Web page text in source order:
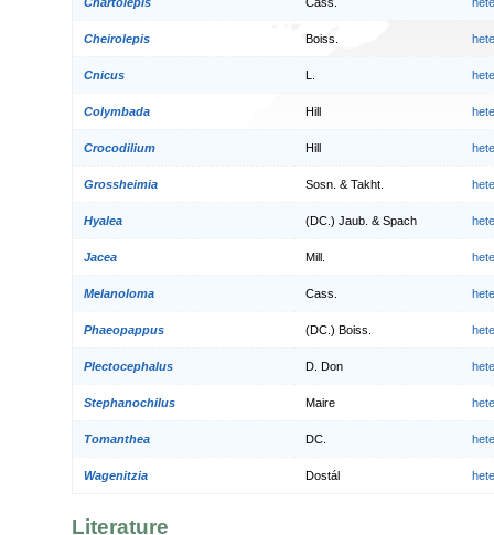
Cheirolepis Boiss.
Cnicus
Colymbada Hill
Crocodilium Hill
Grossheimia Sosn. & Takht.
Hyalea (DC.) Jaub. & Spach
Jacea Mill.
Melanoloma Cass.
Phaeopappus (DC.) Boiss.
Plectocephalus D. Don
Stephanochilus Maire
Tomanthea DC.
Wagenitzia Dostál
Literature